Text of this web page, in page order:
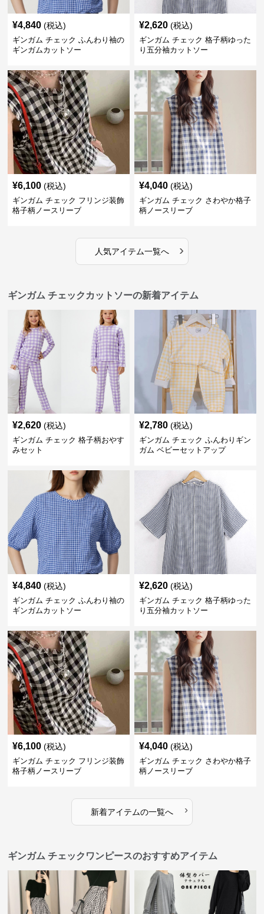
¥4,840 (税込)
ギンガム チェック ふんわり袖の
ギンガムカットソー
¥2,620 (税込)
ギンガム チェック 格子柄ゆった
り五分袖カットソー
¥6,100 (税込)
ギンガム チェック フリンジ装飾
格子柄ノースリーブ
¥4,040 (税込)
ギンガム チェック さわやか格子
柄ノースリーブ
人気アイテム一覧へ ›
ギンガム チェックカットソーの新着アイテム
¥2,620 (税込)
ギンガム チェック 格子柄おやす
みセット
¥2,780 (税込)
ギンガム チェック ふんわりギン
ガム ベビーセットアップ
¥4,840 (税込)
ギンガム チェック ふんわり袖の
ギンガムカットソー
¥2,620 (税込)
ギンガム チェック 格子柄ゆった
り五分袖カットソー
¥6,100 (税込)
ギンガム チェック フリンジ装飾
格子柄ノースリーブ
¥4,040 (税込)
ギンガム チェック さわやか格子
柄ノースリーブ
新着アイテムの一覧へ ›
ギンガム チェックワンピースのおすすめアイテム